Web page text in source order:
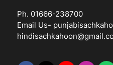
Ph. 01666-238700
Email Us-